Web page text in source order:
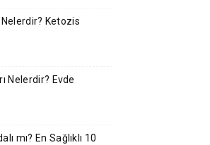
Ketozis
Nelerdir? Evde
mı? En Sağlıklı 10